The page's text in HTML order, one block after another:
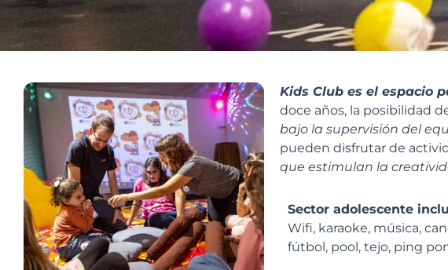
Kids Club es el espacio
doce años, la posibilidad
bajo la supervisión del
pueden disfrutar de
que estimulan la
Sector adolescente
Wifi, karaoke, música,
fútbol, pool, tejo, ping